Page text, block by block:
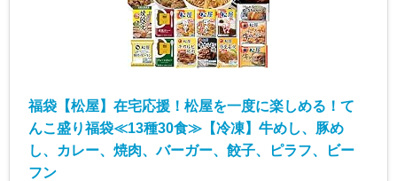
福袋【松屋】在宅応援！松屋を一度に楽しめる！て
んこ盛り福袋≪13種30食≫【冷凍】牛めし、豚め
し、カレー、焼肉、バーガー、餃子、ピラフ、ビー
フン